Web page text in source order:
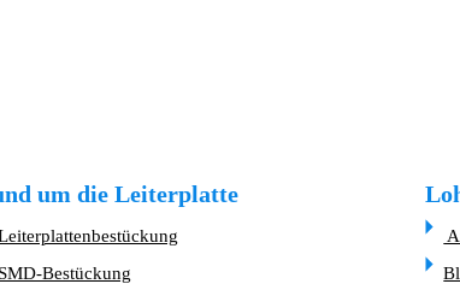
um die Leiterplatte
SMD-Bestückung